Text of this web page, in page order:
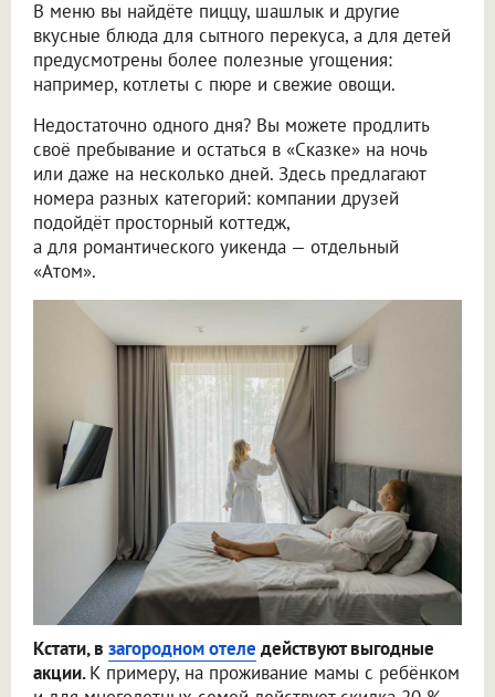
В меню вы найдёте пиццу, шашлык и другие
вкусные блюда для сытного перекуса, а для детей
предусмотрены более полезные угощения:
например, котлеты с пюре и свежие овощи.
Недостаточно одного дня? Вы можете продлить
своё пребывание и остаться в «Сказке» на ночь
или даже на несколько дней. Здесь предлагают
номера разных категорий: компании друзей
подойдёт просторный коттедж,
а для романтического уикенда — отдельный
«Атом».
Кстати, в загородном отеле действуют выгодные
акции.К примеру, на проживание мамы с ребёнком